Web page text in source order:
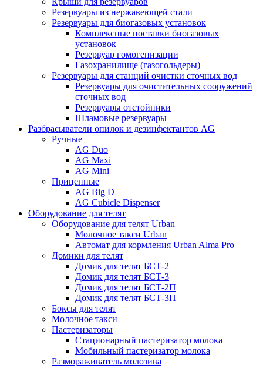
Резервуары из нержавеющей стали
Резервуары для биогазовых установок
Комплексные поставки биогазовых
установок
Резервуар гомогенизации
Газохранилище (газогольдеры)
Резервуары для станций очистки сточных вод
Резервуары для очистительных сооружений
сточных вод
Резервуары отстойники
Шламовые резервуары
Разбрасыватели опилок и дезинфектантов AG
Ручные
AG Duo
AG Maxi
AG Mini
Прицепные
AG Big D
AG Сubicle Dispenser
Оборудование для телят
Оборудование для телят Urban
Молочное такси Urban
Автомат для кормления Urban Alma Pro
Домики для телят
Домик для телят БСТ-2
Домик для телят БСТ-3
Домик для телят БСТ-2П
Домик для телят БСТ-3П
Боксы для телят
Молочное такси
Пастеризаторы
Стационарный пастеризатор молока
Мобильный пастеризатор молока
Размораживатель молозива